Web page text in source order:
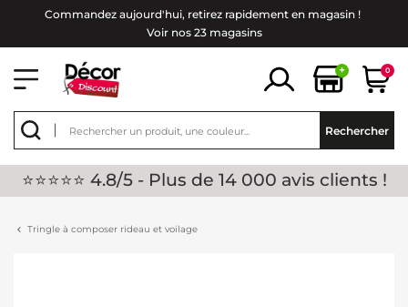
Commandez aujourd'hui, retirez rapidement en magasin !
Voir nos 23 magasins
+ 0
Rechercher
⭐⭐⭐⭐⭐ 4.8/5 - Plus de 14 000 avis clients !
Tringle à composer rideau et voilage